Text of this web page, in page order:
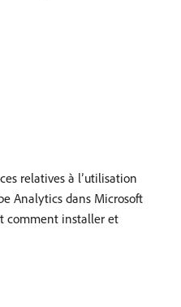
relatives à l’utilisation
Analytics dans Microsoft
comment installer et